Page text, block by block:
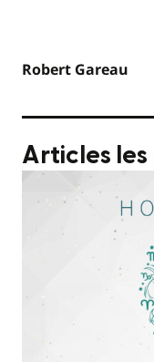
Robert Gareau
Articles les